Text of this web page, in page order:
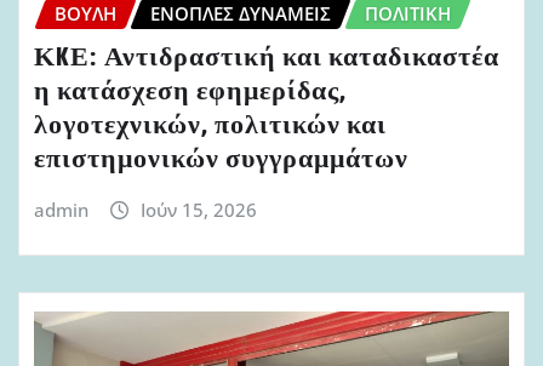
ΒΟΥΛΉ ΈΝΟΠΛΕΣ ΔΥΝΆΜΕΙΣ ΠΟΛΙΤΙΚΉ
ΚKΕ: Αντιδραστική και καταδικαστέα
η κατάσχεση εφημερίδας,
λογοτεχνικών, πολιτικών και
επιστημονικών συγγραμμάτων
admin Ιούν 15, 2026